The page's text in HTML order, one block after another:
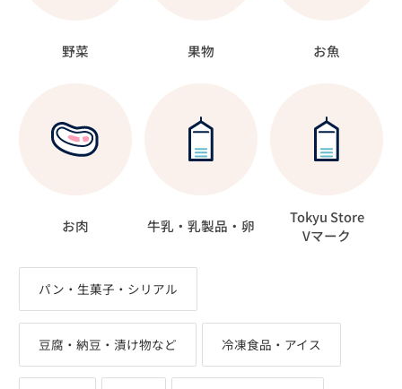
野菜 果物 お魚
お肉 牛乳・乳製品・卵
Tokyu Store
Vマーク
パン・生菓子・シリアル
豆腐・納豆・漬け物など 冷凍食品・アイス